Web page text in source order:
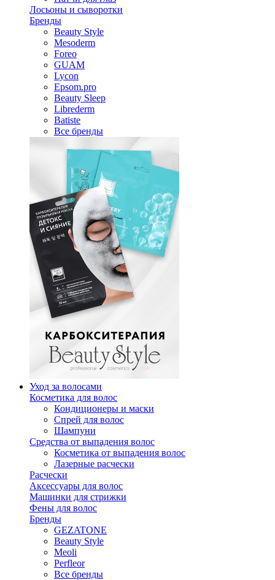
Лосьоны и сыворотки
Бренды
Beauty Style
Mesoderm
Foreo
GUAM
Lycon
Epsom.pro
Beauty Sleep
Librederm
Batiste
Все бренды
Уход за волосами
Косметика для волос
Кондиционеры и маски
Спрей для волос
Шампуни
Средства от выпадения волос
Косметика от выпадения волос
Лазерные расчески
Расчески
Аксессуары для волос
Машинки для стрижки
Фены для волос
Бренды
GEZATONE
Beauty Style
Meoli
Perfleor
Все бренды